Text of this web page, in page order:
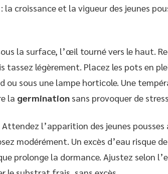
croissance et la vigueur des jeunes
la surface, l’œil tourné vers le haut.
tassez légèrement. Placez les pots en
ou sous une lampe horticole. Une
la germination sans provoquer de stress.
Attendez l’apparition des jeunes
modérément. Un excès d’eau risque
prolonge la dormance. Ajustez selon